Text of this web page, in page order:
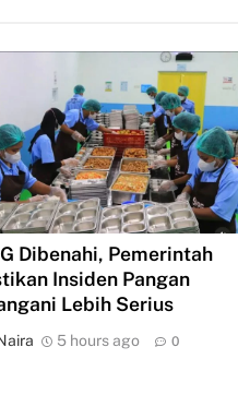
Dibenahi, Pemerintah
Insiden Pangan
Lebih Serius
5 hours ago 0